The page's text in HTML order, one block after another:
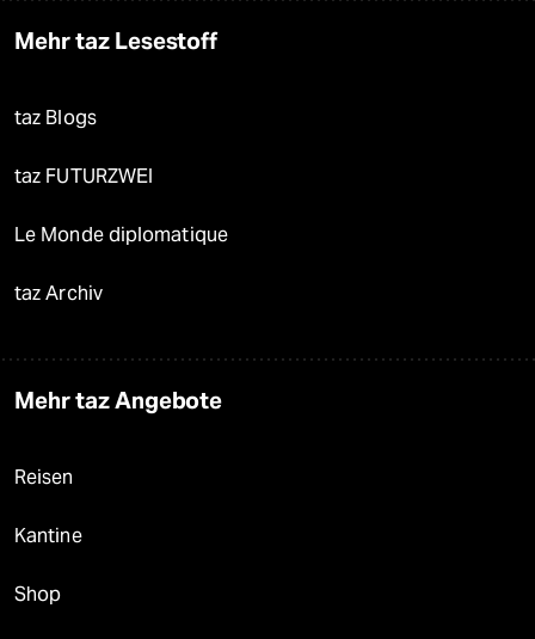
Mehr taz Lesestoff
taz Blogs
taz FUTURZWEI
Le Monde diplomatique
taz Archiv
Mehr taz Angebote
Reisen
Kantine
Shop